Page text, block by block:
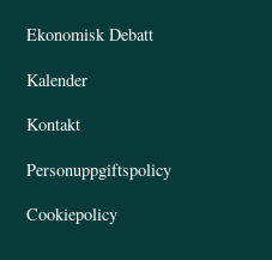
Ekonomisk Debatt
Kalender
Kontakt
Personuppgiftspolicy
Cookiepolicy